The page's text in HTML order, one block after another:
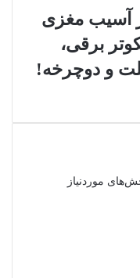
آسیب مغزی
برقی،
و دوچرخه!
موردنیاز